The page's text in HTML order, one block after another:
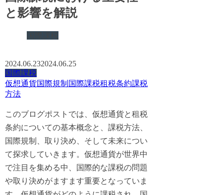
と影響を解説
2024.06.232024.06.25
国際課税
仮想通貨国際規制 国際課税租税条約課税
方法
このブログポストでは、仮想通貨と租税
条約についての基本概念と、課税方法、
国際規制、取り決め、そして未来につい
て探求していきます。仮想通貨が世界中
で注目を集める中、国際的な課税の問題
や取り決めがますます重要となっていま